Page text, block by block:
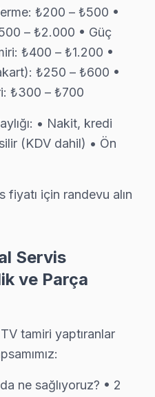
ve riski yok
teşhis ve müdahale
yedek parça ile hizmet
ürünleriniz için
TV Desteği
yer alan Esenyurt,
teknik desteği
Profesyonel Servis ve Tamir
teknisyen Tefal panel
parça kullanıyoruz.
Konut siteleri,
₺200 – ₺500 •
– ₺2.000 • Güç
₺400 – ₺1.200 •
₺250 – ₺600 •
₺300 – ₺700
• Nakit, kredi
(KDV dahil) • Ön
için randevu alın
Servis
ve Parça
tamiri yaptıranlar
ne sağlıyoruz? • 2